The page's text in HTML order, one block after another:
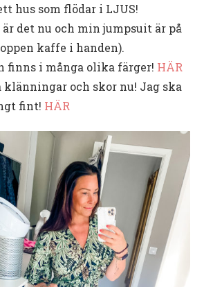
hus som flödar i LJUS!
är det nu och min jumpsuit är på
kaffe i handen).
finns i många olika färger! HÄR
klänningar och skor nu! Jag ska
fint! HÄR